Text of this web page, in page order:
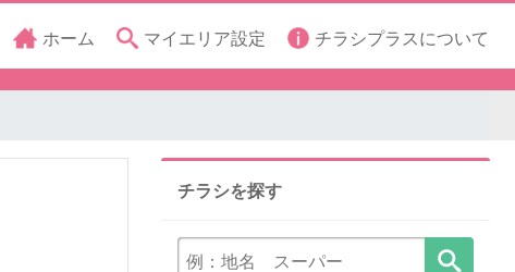
ホーム マイエリア設定 チラシプラスについて
チラシを探す